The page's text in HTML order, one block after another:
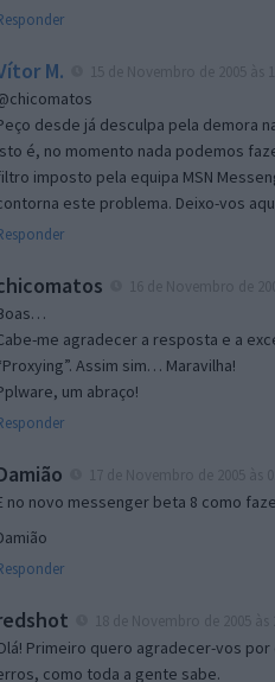
M.
desde já desculpa pela demora
é, no momento nada podemos
imposto pela equipa MSN
este problema. Deixo-vos
me agradecer a resposta e a
Assim sim… Maravilha!
um abraço!
no novo messenger beta 8 como
Primeiro quero agradecer-vos
como toda a gente sabe.